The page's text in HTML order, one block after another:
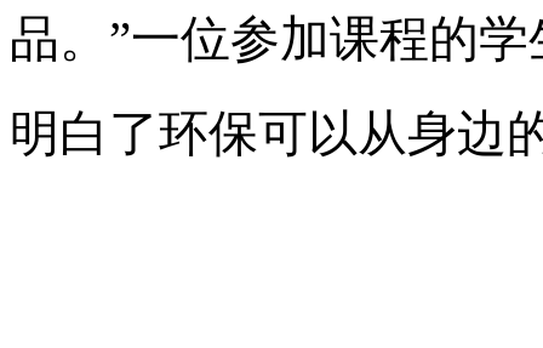
品。”一位参加课程的
明白了环保可以从身边